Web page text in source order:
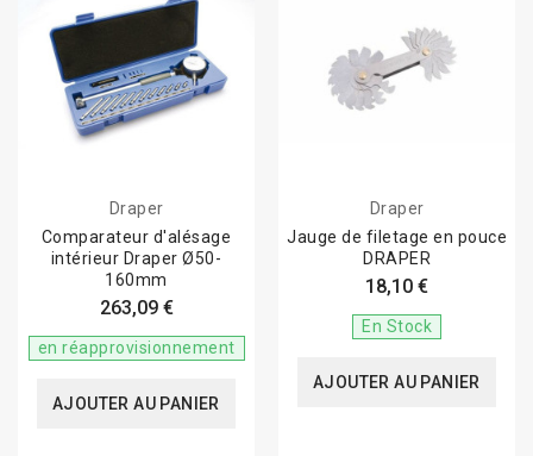
Draper
Comparateur d'alésage
intérieur Draper Ø50-
160mm
263,09 €
en réapprovisionnement
AJOUTER AU PANIER
Draper
Jauge de filetage en pouce
DRAPER
18,10 €
En Stock
AJOUTER AU PANIER